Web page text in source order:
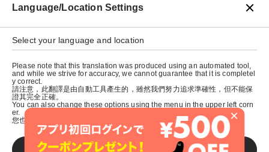
プライバシーポリシー
特定商取引法に基づく表示
会社概要
×
Language/Location Settings
Select your language and location
Please note that this translation was produced using an automated tool,
and while we strive for accuracy, we cannot guarantee that it is completel
y correct.
請注意，此翻譯是由自動工具產生的，雖然我們努力追求準確性，但不能保
證其完全正確。
You can also change these options using the menu in the upper left corn
er.
您也可以使用左上角的選單來更改這些選項。
SAVE